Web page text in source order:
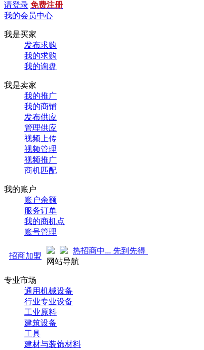
请登录 免费注册
我的会员中心
我是买家
发布求购
我的求购
我的询盘
我是卖家
我的推广
我的商铺
发布供应
管理供应
视频上传
视频管理
视频推广
商机匹配
我的账户
账户余额
服务订单
我的商机点
账号管理
招商加盟
势来袭！火热招商中... 先到先得 ！
网站导航
专业市场
通用机械设备
行业专业设备
工业原料
建筑设备
工具
建材与装饰材料